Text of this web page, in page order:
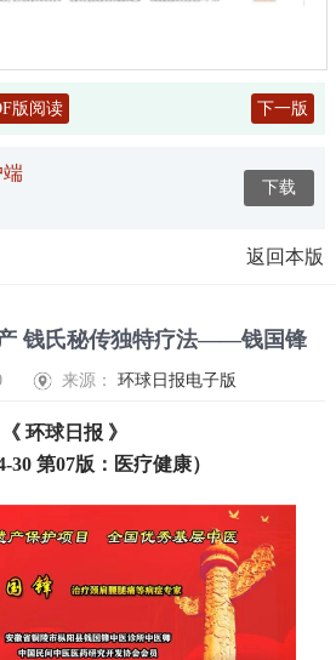
版阅读 下一版
端
下载
返回本版
钱氏秘传独特疗法——钱国锋
来源： 环球日报电子版
《 环球日报 》
30 第07版：医疗健康）